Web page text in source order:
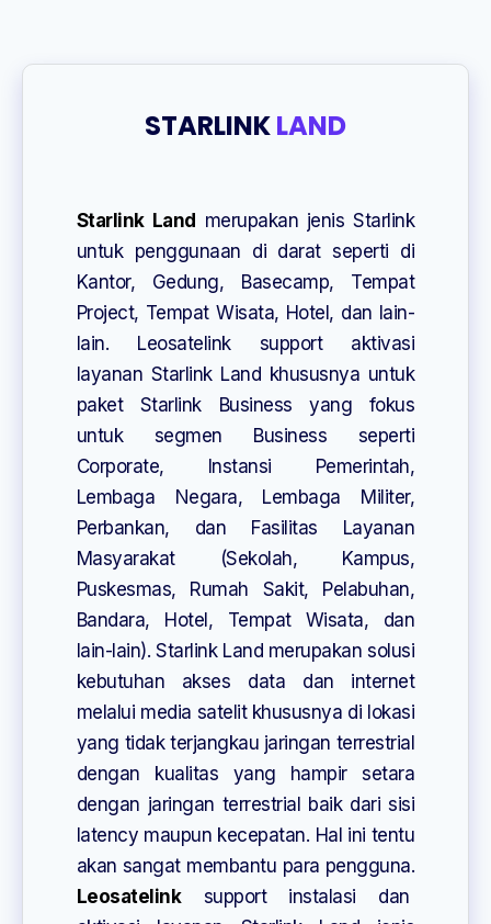
STARLINKLAND
Starlink Land merupakan jenis Starlink
untuk penggunaan di darat seperti di
Kantor, Gedung, Basecamp, Tempat
Project, Tempat Wisata, Hotel, dan lain-
lain. Leosatelink support aktivasi
layanan Starlink Land khususnya untuk
paket Starlink Business yang fokus
untuk segmen Business seperti
Corporate, Instansi Pemerintah,
Lembaga Negara, Lembaga Militer,
Perbankan, dan Fasilitas Layanan
Masyarakat (Sekolah, Kampus,
Puskesmas, Rumah Sakit, Pelabuhan,
Bandara, Hotel, Tempat Wisata, dan
lain-lain). Starlink Land merupakan solusi
kebutuhan akses data dan internet
melalui media satelit khususnya di lokasi
yang tidak terjangkau jaringan terrestrial
dengan kualitas yang hampir setara
dengan jaringan terrestrial baik dari sisi
latency maupun kecepatan. Hal ini tentu
akan sangat membantu para pengguna.
Leosatelinksupport instalasi dan